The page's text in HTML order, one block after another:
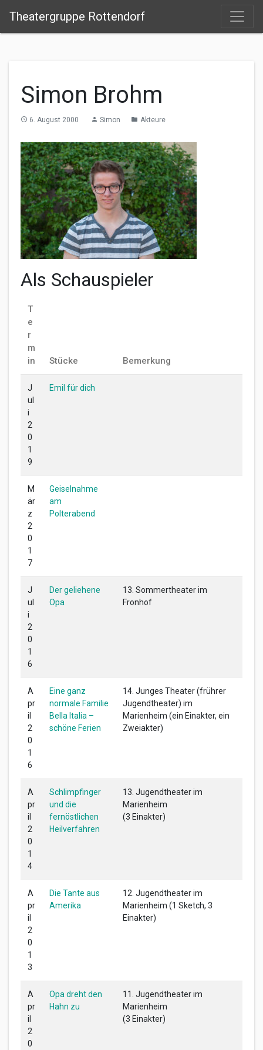
Theatergruppe Rottendorf
Simon Brohm
access_time 6. August 2000 person Simon folder Akteure
Als Schauspieler
T
e
r
m
in
Stücke Bemerkung
J
ul
i
2
0
1
9
Emil für dich
M
är
z
2
0
1
7
Geiselnahme
am
Polterabend
J
ul
i
2
0
1
6
Der geliehene
Opa
13. Sommertheater im
Fronhof
A
pr
il
2
0
1
6
Eine ganz
normale Familie
Bella Italia –
schöne Ferien
14. Junges Theater (frührer
Jugendtheater) im
Marienheim (ein Einakter, ein
Zweiakter)
A
pr
il
2
0
1
4
Schlimpfinger
und die
fernöstlichen
Heilverfahren
13. Jugendtheater im
Marienheim
(3 Einakter)
A
pr
il
2
0
1
3
Die Tante aus
Amerika
12. Jugendtheater im
Marienheim (1 Sketch, 3
Einakter)
A
pr
il
2
0
Opa dreht den
Hahn zu
11. Jugendtheater im
Marienheim
(3 Einakter)